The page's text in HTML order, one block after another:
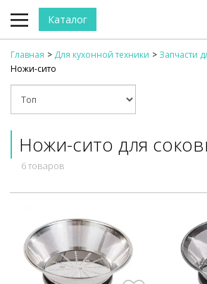
Каталог
Главная Для кухонной техники
Запчасти
Ножи-сито
Ножи-сито для
6 товаров